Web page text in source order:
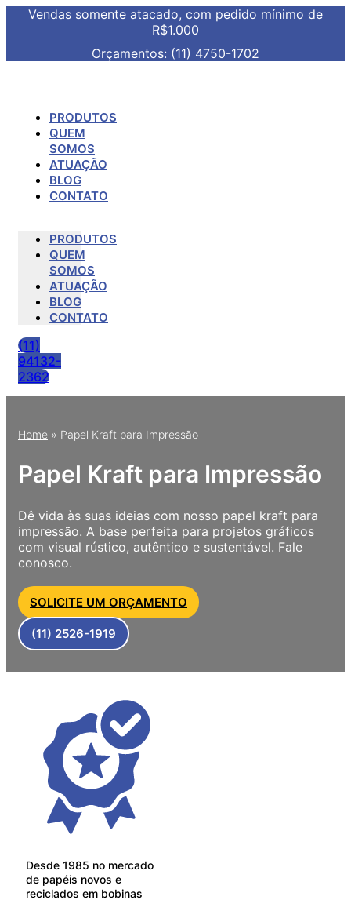
Vendas somente atacado, com pedido mínimo de
R$1.000
Orçamentos: (11) 4750-1702
PRODUTOS
QUEM
SOMOS
ATUAÇÃO
BLOG
CONTATO
PRODUTOS
QUEM
SOMOS
ATUAÇÃO
BLOG
CONTATO
(11)
94132-
2362
Home » Papel Kraft para Impressão
Papel Kraft para Impressão
Dê vida às suas ideias com nosso papel kraft para
impressão. A base perfeita para projetos gráficos
com visual rústico, autêntico e sustentável. Fale
conosco.
SOLICITE UM ORÇAMENTO
(11) 2526-1919
Desde 1985 no mercado
de papéis novos e
reciclados em bobinas